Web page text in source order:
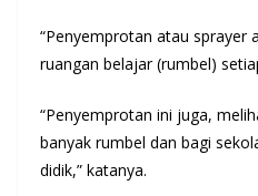
“Penyemprotan atau sprayer
ruangan belajar (rumbel)
“Penyemprotan ini juga,
banyak rumbel dan bagi
didik,” katanya.